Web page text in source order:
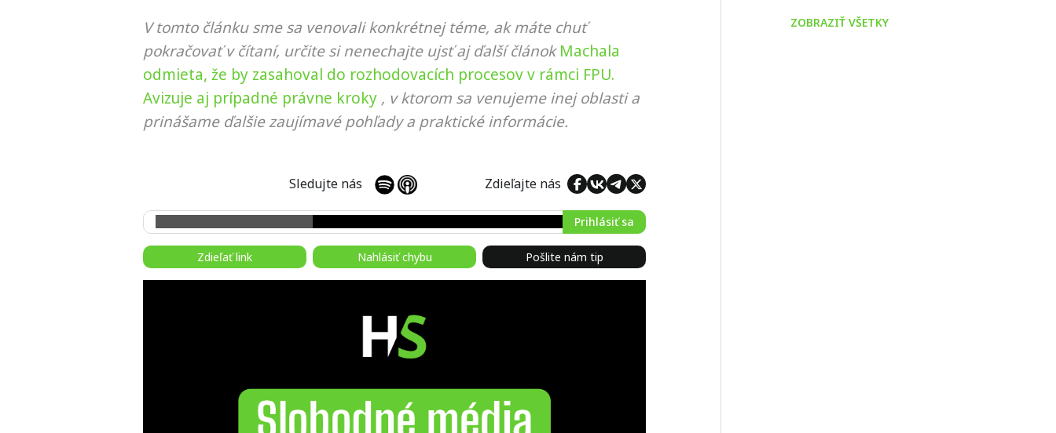
V tomto článku sme sa venovali konkrétnej téme, ak máte chuť
pokračovať v čítaní, určite si nenechajte ujsť aj ďalší článok Machala
odmieta, že by zasahoval do rozhodovacích procesov v rámci FPU.
Avizuje aj prípadné právne kroky , v ktorom sa venujeme inej oblasti a
prinášame ďalšie zaujímavé pohľady a praktické informácie.
Sledujte nás Zdieľajte nás
Prihlásiť sa
Zdieľať link Nahlásiť chybu Pošlite nám tip
ZOBRAZIŤ VŠETKY